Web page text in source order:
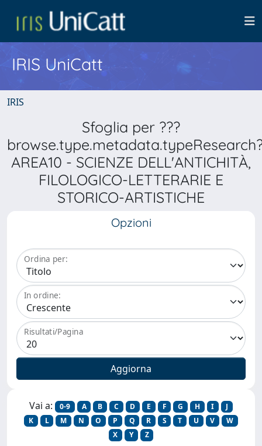
IRIS UniCatt
IRIS
Sfoglia per ???
AREA10 - SCIENZE DELL'ANTICHITÀ,
FILOLOGICO-LETTERARIE E
STORICO-ARTISTICHE
Opzioni
Ordina per:
In ordine:
Risultati/Pagina
Vai a: 0-9 A B C D E F G H I
J
K
L M N O P Q R S T U V
W
X
Y Z